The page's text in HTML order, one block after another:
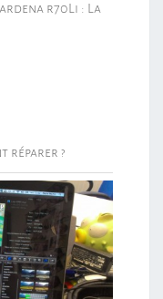
r70Li : La
réparer ?